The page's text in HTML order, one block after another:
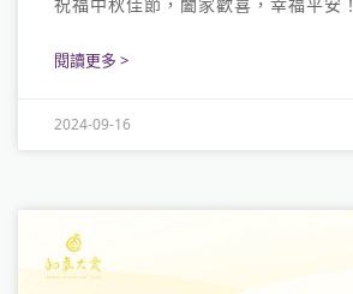
大愛光法語
閱讀更多 >
2024-09-16